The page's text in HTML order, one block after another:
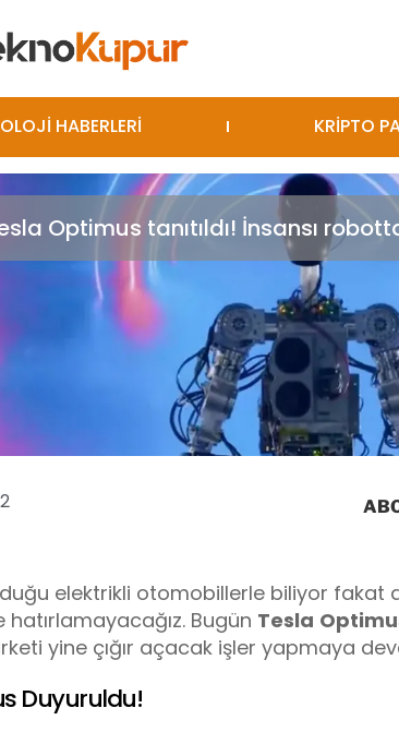
HABERLERİ KRİPTO
Optimus tanıtıldı! İnsansı
elektrikli otomobillerle biliyor fakat
Bugün Tesla
yine çığır açacak işler yapmaya
Duyuruldu!